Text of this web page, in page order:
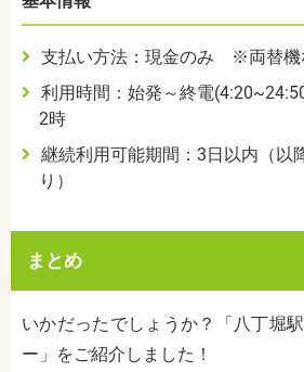
支払い方法：現金のみ ※両替機
利用時間：始発～終電
2時
継続利用可能期間：3日以内（以
り）
まとめ
いかだったでしょうか？「八丁堀
ー」をご紹介しました！